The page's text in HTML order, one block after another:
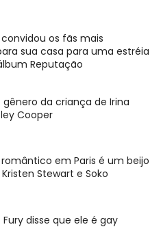
os fãs mais
sua casa para uma estréia
Reputação
da criança de Irina
Cooper
em Paris é um beijo
Stewart e Soko
Fury disse que ele é gay